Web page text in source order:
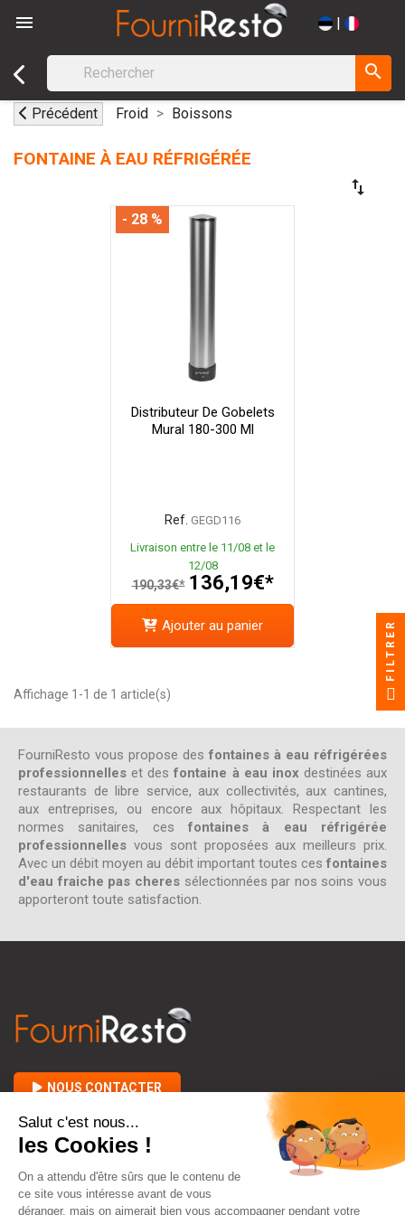
 |
search
Précédent Froid Boissons
FONTAINE À EAU RÉFRIGÉRÉE
swap_vert
Distributeur De Gobelets
Mural 180-300 Ml
Ref. GEGD116
Livraison entre le 11/08 et le
12/08
190,33€* 136,19€*
- 28 %
Ajouter au panier
Affichage 1-1 de 1 article(s)
FourniResto vous propose des fontaines à eau réfrigérées
professionnelles et desfontaine à eau inoxdestinées aux
restaurants de libre service, aux collectivités, aux cantines,
aux entreprises, ou encore aux hôpitaux. Respectant les
normes sanitaires, ces fontaines à eau réfrigérée
professionnelles vous sont proposées aux meilleurs prix.
Avec un débit moyen au débit important toutes ces fontaines
d'eau fraiche pas cheressélectionnées par nos soins vous
apporteront toute satisfaction.
NOUS CONTACTER
A PROPOS DE FOURNIRESTO 
ENTRE VOUS ET NOUS
FILTRER